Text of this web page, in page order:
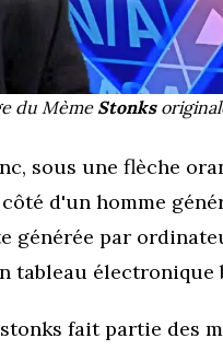
du MèmeStonks
sous une flèche
d'un homme
générée par
tableau
fait partie des